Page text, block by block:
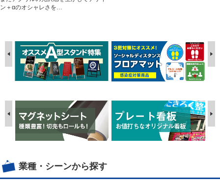
ン＋αのオシャレさを…
業種・シーンから探す